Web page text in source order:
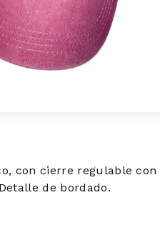
con cierre regulable con
de bordado.